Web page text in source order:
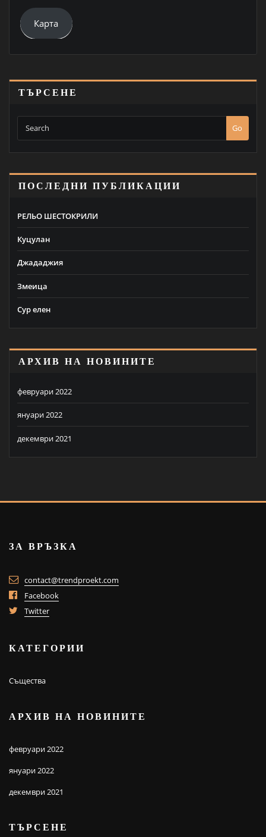
Карта
ТЪРСЕНЕ
Go
ПОСЛЕДНИ ПУБЛИКАЦИИ
РЕЛЬО ШЕСТОКРИЛИ
Куцулан
Джададжия
Змеица
Сур елен
АРХИВ НА НОВИНИТЕ
февруари 2022
януари 2022
декември 2021
ЗА ВРЪЗКА
contact@trendproekt.com
Facebook
Twitter
КАТЕГОРИИ
Същества
АРХИВ НА НОВИНИТЕ
февруари 2022
януари 2022
декември 2021
ТЪРСЕНЕ